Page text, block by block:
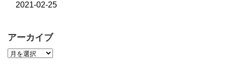
2021-02-25
アーカイブ